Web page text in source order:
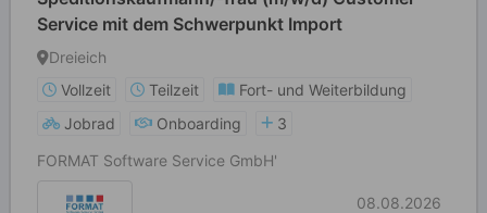
Service mit dem Schwerpunkt Import
Dreieich
Vollzeit
Teilzeit
Fort- und Weiterbildung
Jobrad
Onboarding
3
FORMAT Software Service GmbH'
08.08.2026